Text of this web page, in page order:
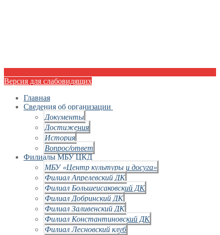
Версия для слабовидящих
Главная
Сведения об организации
Документы
Достижения
История
Вопрос/ответ
Филиалы МБУ ЦКД
МБУ «Центр культуры и досуга»
Филиал Апрелевский ДК
Филиал Большеисаковский ДК
Филиал Добринский ДК
Филиал Заливенский ДК
Филиал Константиновский ДК
Филиал Лесновский клуб